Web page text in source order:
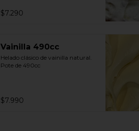
$7.290
Vainilla 490cc
Helado clásico de vainilla natural.
Pote de 490cc
$7.990